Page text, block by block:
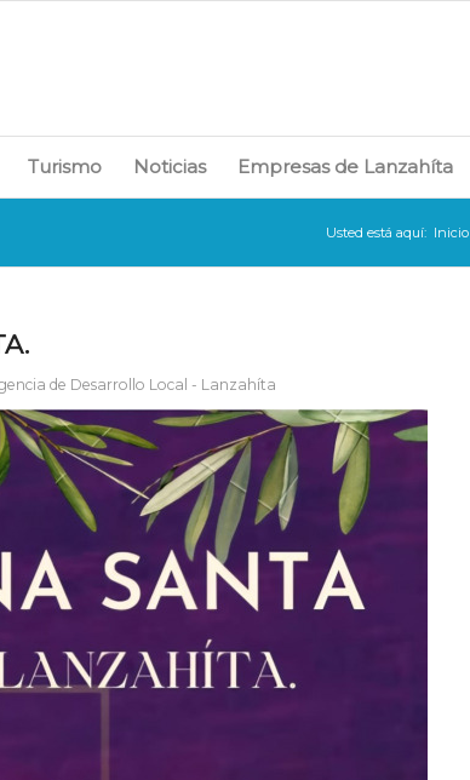
Turismo Noticias Empresas de Lanzahíta
Usted está aquí: Inicio
de Desarrollo Local - Lanzahíta